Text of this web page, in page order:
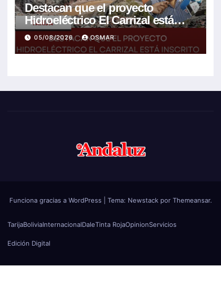
Destacan que el proyecto
Hidroeléctrico El Carrizal está
inscrito en el Plan de Desarrollo
del gobierno
05/08/2026 OSMAR
Funciona gracias a WordPress Tema: Newstackpor Themeansar.
TarijaBoliviaInternacionalDaleTinta RojaOpinionServicios
Edición Digital